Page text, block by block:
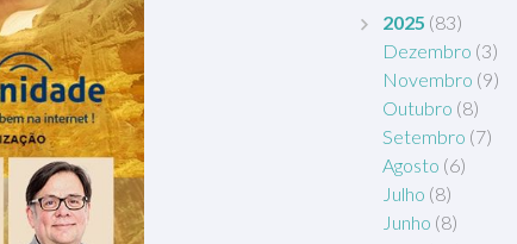
2025 (83)
Dezembro (3)
Novembro (9)
Outubro (8)
Setembro (7)
Agosto (6)
Julho (8)
Junho (8)